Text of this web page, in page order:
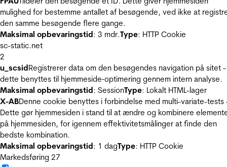
mulighed for bestemme antallet af besøgende, ved ikke at
den samme besøgende flere gange.
Maksimal opbevaringstid: 3 mdr.Type: HTTP Cookie
sc-static.net
2
u_scsidRegistrerer data om den besøgendes navigation på sitet -
dette benyttes til hjemmeside‐optimering gennem intern analyse.
Maksimal opbevaringstid: SessionType: Lokalt HTML-lager
X-ABDenne cookie benyttes i forbindelse med multi-variate-tests
Dette gør hjemmesiden i stand til at ændre og kombinere
på hjemmesiden, for igennem effektivitetsmålinger at finde den
bedste kombination.
Maksimal opbevaringstid: 1 dagType: HTTP Cookie
Markedsføring 27